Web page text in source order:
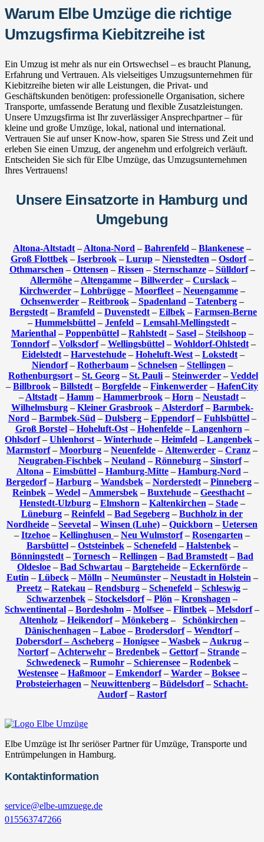
Warum Elbe Umzüge die richtige
Umzugsfirma Kiebitzreihe ist
Ein Umzug ist mehr als nur ein Ortswechsel – es braucht Planung,
Erfahrung und Vertrauen. Als vielseitiges Umzugsunternehmen für
Kiebitzreihe bieten wir alle Leistungen, die Privat- und
Geschäftskunden benötigen: professionelle Organisation, sichere
Transporte, umfassende Beratung und flexible Zusatzleistungen.
Unsere Umzugsfirma ist Ihr zuverlässiger Ansprechpartner – für
kleine und große Umzüge, lokal, national und international.
Vertrauen Sie auf unser Know-how, sparen Sie Stress und Zeit und
erleben Sie einen Umzug, der angenehm und erfolgreich verläuft.
Entscheiden Sie sich für Elbe Umzüge, das Umzugsunternehmen
Ihres Vertrauens!
Unsere Einsatzorte in Hamburg und
Umgebung
Altona-Altstadt – Altona-Nord – Bahrenfeld – Blankenese –
Groß Flottbek – Iserbrook – Lurup – Nienstedten – Osdorf–
Othmarschen – Ottensen – Rissen – Sternschanze– Sülldorf–
Allermöhe – Altengamme – Billwerder – Curslack –
Kirchwerder– Lohbrügge– Moorfleet– Neuengamme–
Ochsenwerder– Reitbrook– Spadenland – Tatenberg–
Bergstedt – Bramfeld – Duvenstedt – Eilbek – Farmsen-Berne
– Hummelsbüttel – Jenfeld – Lemsahl-Mellingstedt –
Marienthal– Poppenbüttel– Rahlstedt– Sasel– Steilshoop–
Tonndorf– Volksdorf– Wellingsbüttel– Wohldorf-Ohlstedt–
Eidelstedt – Harvestehude – Hoheluft-West – Lokstedt –
Niendorf– Rotherbaum– Schnelsen – Stellingen –
Rothenburgsort – St. Georg – St. Pauli – Steinwerder – Veddel
– Billbrook – Billstedt – Borgfelde – Finkenwerder – HafenCity
– Altstadt– Hamm– Hammerbrook– Horn – Neustadt–
Wilhelmsburg– Kleiner Grasbrook– Alsterdorf– Barmbek-
Nord – Barmbek-Süd – Dulsberg– Eppendorf– Fuhlsbüttel–
Groß Borstel– Hoheluft-Ost– Hohenfelde– Langenhorn –
Ohlsdorf– Uhlenhorst – Winterhude – Heimfeld – Langenbek –
Marmstorf– Moorburg – Neuenfelde – Altenwerder – Cranz –
Neugraben-Fischbek– Neuland – Rönneburg– Sinstorf–
Altona – Eimsbüttel– Hamburg-Mitte– Hamburg-Nord –
Bergedorf– Harburg– Wandsbek– Norderstedt– Pinneberg–
Reinbek – Wedel – Ammersbek – Buxtehude – Geesthacht –
Henstedt-Ulzburg– Elmshorn – Kaltenkirchen – Stade–
Lüneburg – Reinfeld – Bad Segeberg – Buchholz in der
Nordheide – Seevetal – Winsen (Luhe) – Quickborn – Uetersen
– Itzehoe – Kellinghusen – Neu Wulmstorf– Rosengarten –
Barsbüttel– Oststeinbek– Schenefeld – Halstenbek–
Bönningstedt – Tornesch – Rellingen – Bad Bramstedt – Bad
Oldesloe– Bad Schwartau – Bargteheide– Eckernförde–
Eutin – Lübeck– Mölln – Neumünster– Neustadt in Holstein –
Preetz – Ratekau – Rendsburg – Schenefeld – Schleswig –
Schwarzenbek – Stockelsdorf– Plön – Kronshagen –
Schwentinental – Bordesholm – Molfsee – Flintbek – Melsdorf–
Altenholz– Heikendorf– Mönkeberg– Schönkirchen –
Dänischenhagen – Laboe – Brodersdorf– Wendtorf–
Dobersdorf – Ascheberg– Honigsee– Wasbek– Aukrug–
Nortorf– Achterwehr – Bredenbek – Gettorf– Strande –
Schwedeneck– Rumohr– Schierensee– Rodenbek–
Westensee– Haßmoor– Emkendorf– Warder– Boksee–
Probsteierhagen – Neuwittenberg – Büdelsdorf– Schacht-
Audorf– Rastorf
Elbe Umzüge ist Ihr seriöser Partner für Umzüge, Transporte und
Entrümpelungen in Hamburg.
Kontaktinformation
service@elbe-umzuege.de
015563747266